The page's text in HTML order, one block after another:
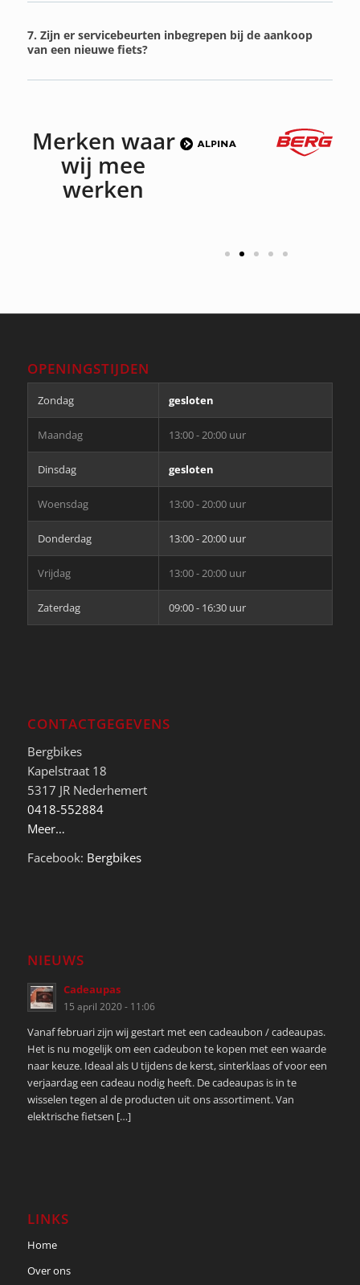
7. Zijn er servicebeurten inbegrepen bij de aankoop
van een nieuwe fiets?
Merken waar
wij mee
werken
OPENINGSTIJDEN
Zondag gesloten
Maandag 13:00 - 20:00 uur
Dinsdag gesloten
Woensdag 13:00 - 20:00 uur
Donderdag 13:00 - 20:00 uur
Vrijdag 13:00 - 20:00 uur
Zaterdag 09:00 - 16:30 uur
CONTACTGEGEVENS
Bergbikes
Kapelstraat 18
5317 JR Nederhemert
0418-552884
Meer…
Facebook: Bergbikes
NIEUWS
Cadeaupas
15 april 2020 - 11:06
Vanaf februari zijn wij gestart met een cadeaubon / cadeaupas.
Het is nu mogelijk om een cadeubon te kopen met een waarde
naar keuze. Ideaal als U tijdens de kerst, sinterklaas of voor een
verjaardag een cadeau nodig heeft. De cadeaupas is in te
wisselen tegen al de producten uit ons assortiment. Van
elektrische fietsen […]
LINKS
Home
Over ons